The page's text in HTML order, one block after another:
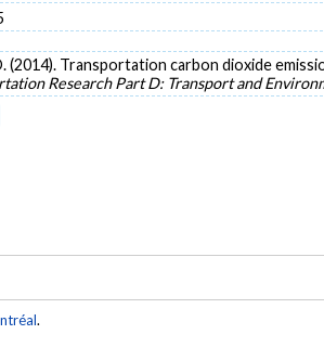
(2014). Transportation carbon dioxide
Research Part D: Transport and
.